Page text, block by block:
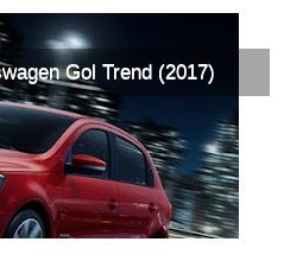
Gol Trend (2017)